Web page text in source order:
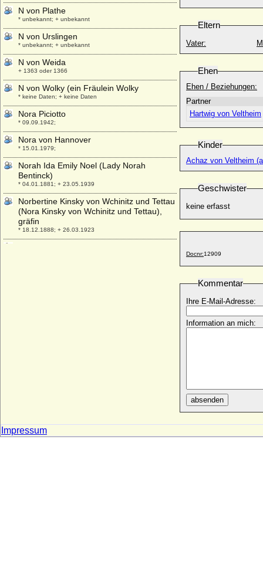
Eltern
Vater:
Ehen
Ehen / Beziehungen:
Partner
Hartwig von Veltheim
Kinder
Achaz von Veltheim
Geschwister
keine erfasst
Docnr:12909
Kommentar
Ihre E-Mail-Adresse:
Information an mich:
absenden
N von Plathe
* unbekannt; + unbekannt
N von Urslingen
* unbekannt; + unbekannt
N von Weida
+ 1363 oder 1366
N von Wolky (ein Fräulein Wolky
* keine Daten; + keine Daten
Nora Piciotto
* 09.09.1942;
Nora von Hannover
* 15.01.1979;
Norah Ida Emily Noel (Lady Norah
Bentinck)
* 04.01.1881; + 23.05.1939
Norbertine Kinsky von Wchinitz und Tettau
(Nora Kinsky von Wchinitz und Tettau),
gräfin
* 18.12.1888; + 26.03.1923
Impressum